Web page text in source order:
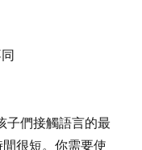
子們接觸語言的最
很短。你需要使